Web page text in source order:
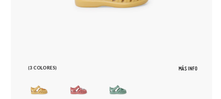
(3 COLORES) MÁS INFO